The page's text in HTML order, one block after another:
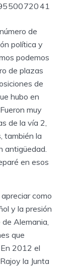
50072041
de
política y
podemos
de plazas
de
hubo en
muy
de la vía 2,
también la
antigüedad.
en esos
como
y la presión
Alemania,
que
2012 el
la Junta